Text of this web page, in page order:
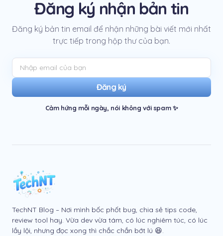
Đăng ký nhận bản tin
Đăng ký bản tin email để nhận những bài viết mới nhất
trực tiếp trong hộp thư của bạn.
Đăng ký
Cảm hứng mỗi ngày, nói không với spam ✨
TechNT Blog – Nơi mình bốc phốt bug, chia sẻ tips code,
review tool hay. Vừa dev vừa tám, có lúc nghiêm túc, có lúc
lầy lội, nhưng đọc xong thì chắc chắn bớt lú 😆.